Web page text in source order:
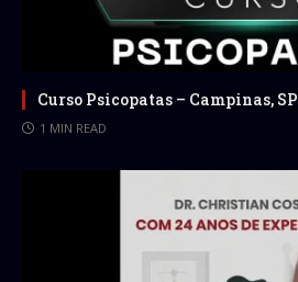
Curso Psicopatas – Campinas, SP
1 MIN READ